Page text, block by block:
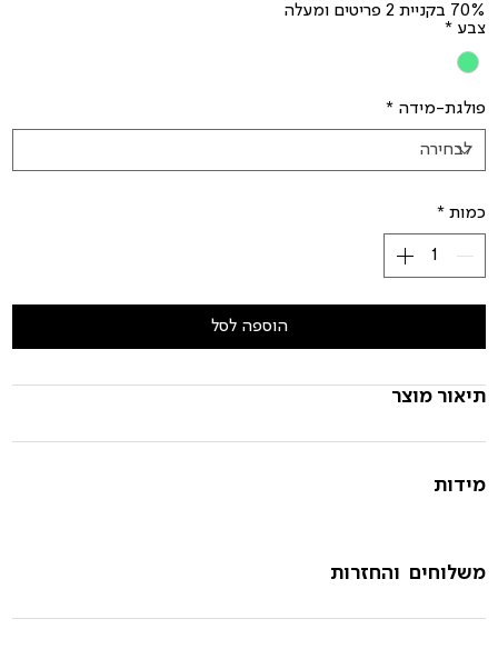
70% בקניית 2 פריטים ומעלה
צבע *
פולגת-מידה *
כמות *
הוספה לסל
תיאור מוצר
מידות
משלוחים והחזרות